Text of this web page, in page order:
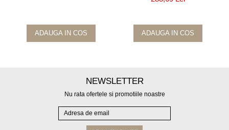
ADAUGA IN COS ADAUGA IN COS
NEWSLETTER
Nu rata ofertele si promotiile noastre